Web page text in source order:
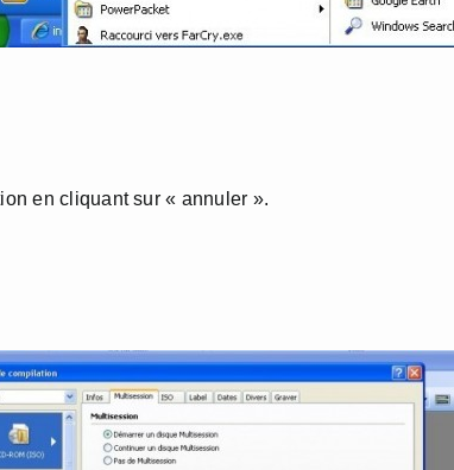
en cliquant sur « annuler ».